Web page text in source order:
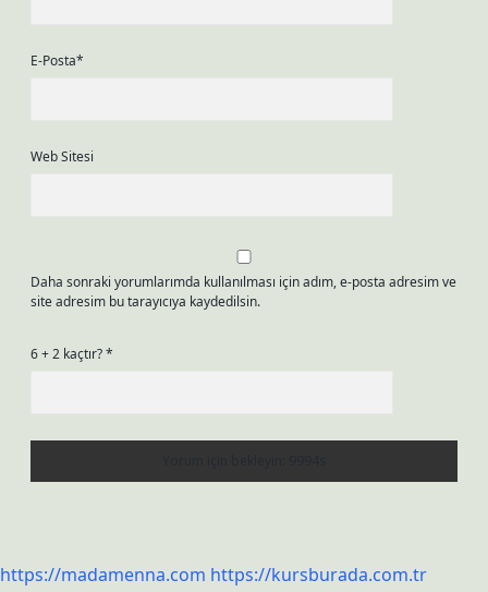
E-Posta*
Web Sitesi
Daha sonraki yorumlarımda kullanılması için adım, e-posta adresim ve
site adresim bu tarayıcıya kaydedilsin.
6 + 2 kaçtır?*
https://madamenna.com https://kursburada.com.tr